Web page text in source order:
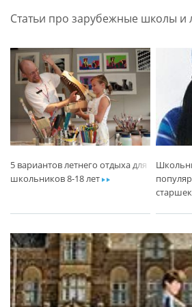
Статьи про зарубежные школы и
5 вариантов летнего отдыха для
школьников 8-18 летar